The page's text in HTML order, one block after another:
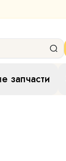
запчасти